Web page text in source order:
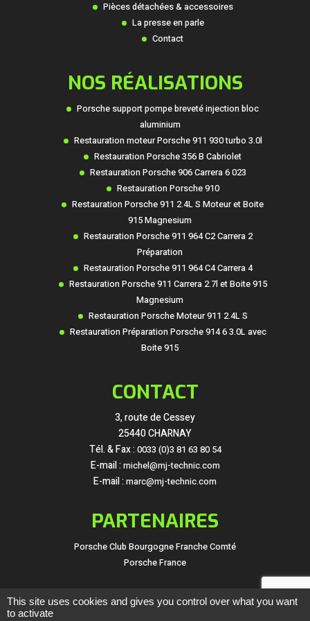
Pièces détachées & accessoires
La presse en parle
Contact
NOS RÉALISATIONS
Porsche support pompe breveté injection bloc
aluminium
Restauration moteur Porsche 911 930 turbo 3.0l
Restauration Porsche 356 B Cabriolet
Restauration Porsche 906 Carrera 6 023
Restauration Porsche 910
Restauration Porsche 911 2.4L S Moteur et Boite
915 Magnesium
Restauration Porsche 911 964 C2 Carrera 2
Préparation
Restauration Porsche 911 964 C4 Carrera 4
Restauration Porsche 911 Carrera 2.7l et Boite 915
Magnesium
Restauration Porsche Moteur 911 2.4L S
Restauration Préparation Porsche 914 6 3.0L avec
Boite 915
CONTACT
3, route de Cessey
25440 CHARNAY
Tél. & Fax : 0033 (0)3 81 63 80 54
E-mail : michel@mj-technic.com
E-mail : marc@mj-technic.com
PARTENAIRES
Porsche Club Bourgogne Franche Comté
Porsche France
© Copyright
This site uses cookies and gives you control over what you want
to activate